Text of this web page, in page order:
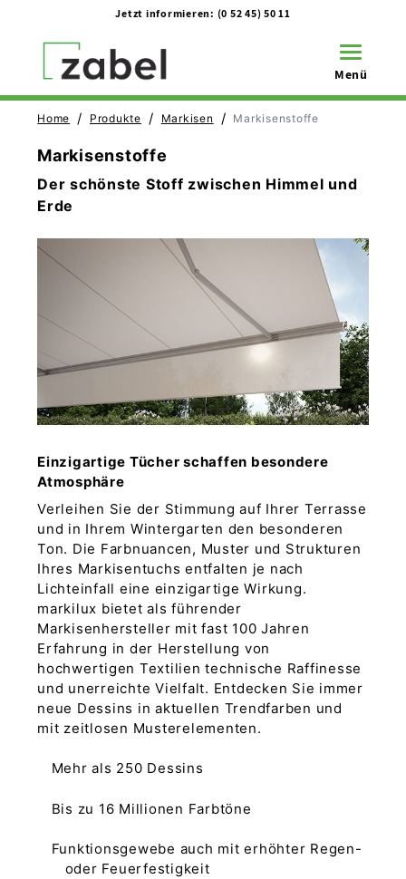
Jetzt informieren: (0 52 45) 50 11
Toggle
Menü
Home / Produkte / Markisen / Markisenstoffe
Markisenstoffe
Der schönste Stoff zwischen Himmel und
Erde
Einzigartige Tücher schaffen besondere
Atmosphäre
Verleihen Sie der Stimmung auf Ihrer Terrasse
und in Ihrem Wintergarten den besonderen
Ton. Die Farbnuancen, Muster und Strukturen
Ihres Markisentuchs entfalten je nach
Lichteinfall eine einzigartige Wirkung.
markilux bietet als führender
Markisenhersteller mit fast 100 Jahren
Erfahrung in der Herstellung von
hochwertigen Textilien technische Raffinesse
und unerreichte Vielfalt. Entdecken Sie immer
neue Dessins in aktuellen Trendfarben und
mit zeitlosen Musterelementen.
Mehr als 250 Dessins
Bis zu 16 Millionen Farbtöne
Funktionsgewebe auch mit erhöhter Regen-
oder Feuerfestigkeit